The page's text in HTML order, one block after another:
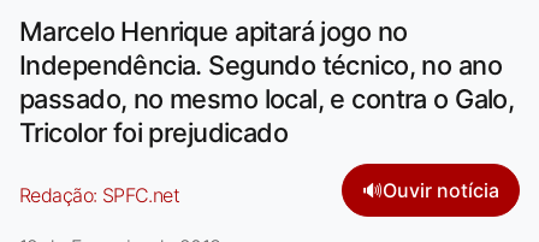
Marcelo Henrique apitará jogo no
Independência. Segundo técnico, no ano
passado, no mesmo local, e contra o Galo,
Tricolor foi prejudicado
Redação: SPFC.net 🔊Ouvir notícia